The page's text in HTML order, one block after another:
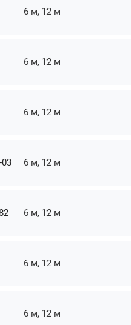
6 м, 12 м
6 м, 12 м
6 м, 12 м
6 м, 12 м
6 м, 12 м
6 м, 12 м
6 м, 12 м